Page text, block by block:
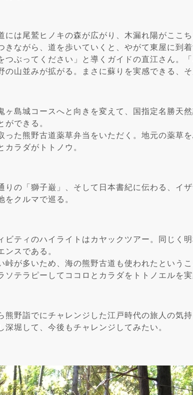
には尾鷲ヒノキの森が広がり、木漏れ陽がここ
きながら、道を歩いていくと、やがて東屋に到着
つぶってください」と導くガイドの直江さん。
の山並みが拡がる。まさに蘇りを実感できる、そ
ヶ島城コースへと向きを変えて、国指定名勝天
ができる。
った熊野古道薬草弁当をいただく。地元の薬草
カラダがトトノウ。
りの「獅子巌」、そして日本書紀に伝わる、イ
をクルマで巡る。
ビティのハイライトはカヤックツアー。同じく
ンスである。
峠が多いため、海の熊野古道も使われたという
ソテラピーしてココロとカラダをトトノエルを実
熊野詣でにチャレンジした江戸時代の旅人の気
深堀して、今後もチャレンジしてみたい。